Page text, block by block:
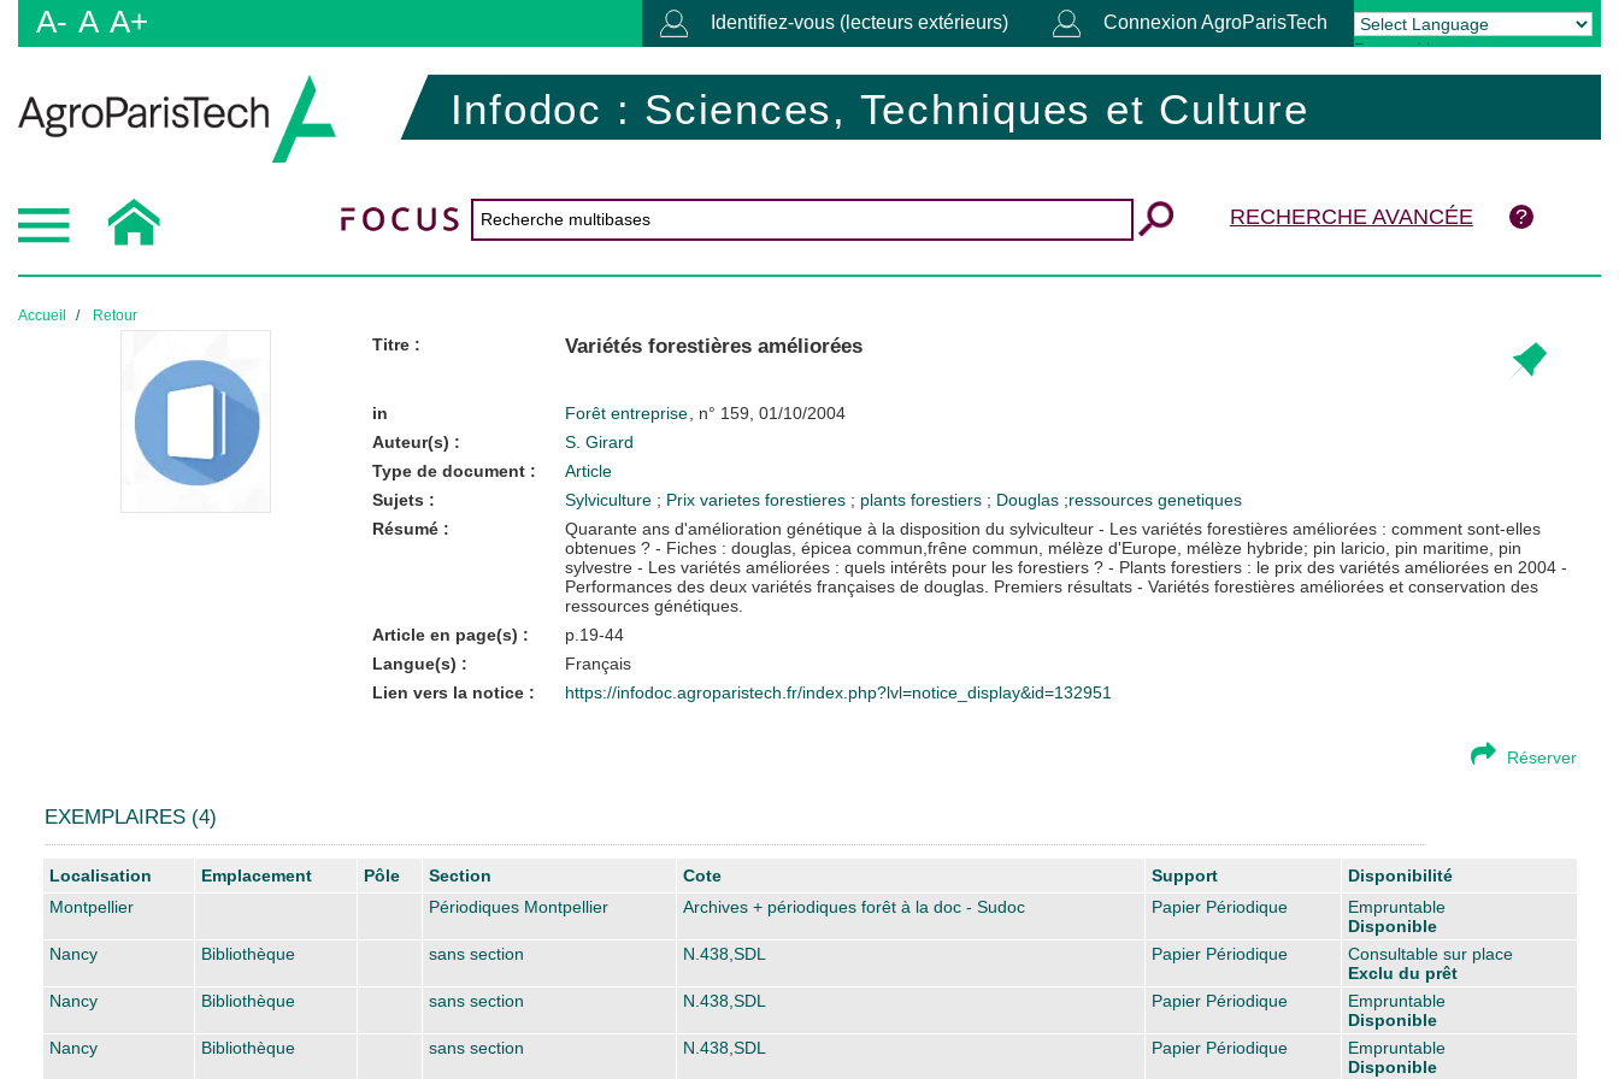
A- A A+ Identifiez-vous (lecteurs extérieurs) Connexion AgroParisTech
Powered by Translate
Infodoc : Sciences, Techniques et Culture
RECHERCHE AVANCÉE
Accueil Retour
Titre : Variétés forestières améliorées
in Forêt entreprise , n° 159, 01/10/2004
Auteur(s) :
S. Girard
Type de document :
Article
Sujets :
Sylviculture ; Prix varietes forestieres ; plants forestiers ; Douglas ;ressources genetiques
Résumé :
Quarante ans d'amélioration génétique à la disposition du sylviculteur - Les variétés forestières améliorées : comment sont-elles
obtenues ? - Fiches : douglas, épicea commun,frêne commun, mélèze d'Europe, mélèze hybride; pin laricio, pin maritime, pin
sylvestre - Les variétés améliorées : quels intérêts pour les forestiers ? - Plants forestiers : le prix des variétés améliorées en 2004 -
Performances des deux variétés françaises de douglas. Premiers résultats - Variétés forestières améliorées et conservation des
ressources génétiques.
Article en page(s) :
p.19-44
Langue(s) :
Français
Lien vers la notice :
https://infodoc.agroparistech.fr/index.php?lvl=notice_display&id=132951
Réserver
EXEMPLAIRES (4)
Liste des exemplaires
Localisation Emplacement Pôle Section Cote Support
Disponibilité
Montpellier
Périodiques Montpellier Archives + périodiques forêt à la doc - Sudoc Papier Périodique
Empruntable
Disponible
Nancy
Bibliothèque sans section N.438,SDL Papier Périodique
Consultable sur place
Exclu du prêt
Nancy
Bibliothèque sans section N.438,SDL Papier Périodique
Empruntable
Disponible
Nancy
Bibliothèque sans section N.438,SDL Papier Périodique
Empruntable
Disponible